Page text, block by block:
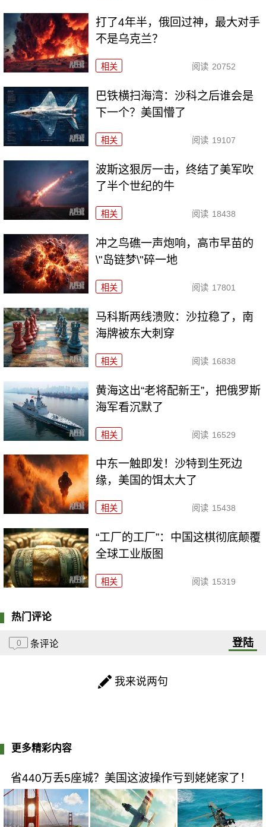
打了4年半，俄回过神，最大对手
不是乌克兰？
相关 阅读 20752
巴铁横扫海湾：沙科之后谁会是
下一个？美国懵了
相关 阅读 19107
波斯这狠厉一击，终结了美军吹
了半个世纪的牛
相关 阅读 18438
冲之鸟礁一声炮响，高市早苗的
\"岛链梦\"碎一地
相关 阅读 17801
马科斯两线溃败：沙拉稳了，南
海牌被东大刺穿
相关 阅读 16838
黄海这出“老将配新王”，把俄罗斯
海军看沉默了
相关 阅读 16529
中东一触即发！沙特到生死边
缘，美国的饵太大了
相关 阅读 15438
“工厂的工厂”：中国这棋彻底颠覆
全球工业版图
相关 阅读 15319
热门评论
0 条评论 登陆
我来说两句
更多精彩内容
省440万丢5座城？美国这波操作亏到姥姥家了！